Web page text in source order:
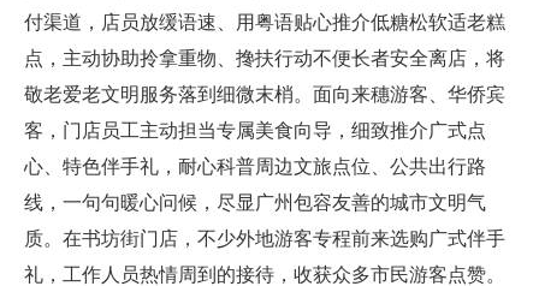
付渠道，店员放缓语速、用粤语贴心推介低糖松软适老糕
点，主动协助拎拿重物、搀扶行动不便长者安全离店，将
敬老爱老文明服务落到细微末梢。面向来穗游客、华侨宾
客，门店员工主动担当专属美食向导，细致推介广式点
心、特色伴手礼，耐心科普周边文旅点位、公共出行路
线，一句句暖心问候，尽显广州包容友善的城市文明气
质。在书坊街门店，不少外地游客专程前来选购广式伴手
礼，工作人员热情周到的接待，收获众多市民游客点赞。